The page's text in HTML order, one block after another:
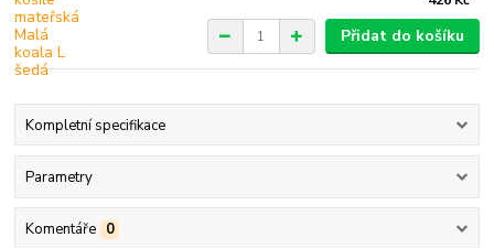
Přidat do košíku
Kompletní specifikace
Parametry
Komentáře 0